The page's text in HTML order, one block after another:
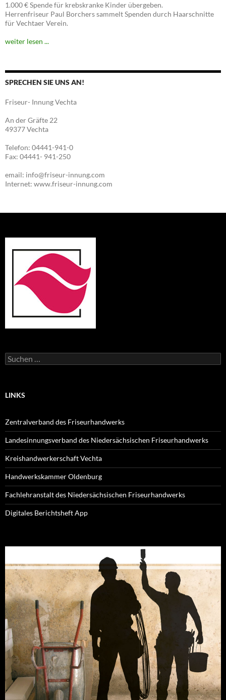
1.000 € Spende für krebskranke Kinder übergeben.
Herrenfriseur Paul Borchers sammelt Spenden durch Haarschnitte
für Vechtaer Verein.
weiter lesen ...
SPRECHEN SIE UNS AN!
Friseur- Innung Vechta
An der Gräfte 22
49377 Vechta
Telefon: 04441-941-0
Fax: 04441- 941-250
email: info@friseur-innung.com
Internet: www.friseur-innung.com
Suchen
nach:
LINKS
Zentralverband des Friseurhandwerks
Landesinnungsverband des Niedersächsischen Friseurhandwerks
Kreishandwerkerschaft Vechta
Handwerkskammer Oldenburg
Fachlehranstalt des Niedersächsischen Friseurhandwerks
Digitales Berichtsheft App